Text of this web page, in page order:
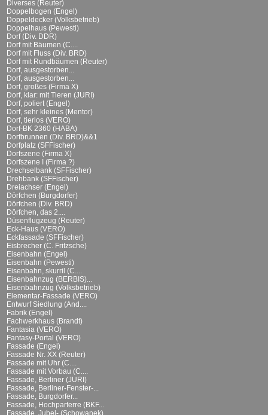
Diverses (Reuter)
Doppelbogen (Engel)
Doppeldecker (Volksbetrieb)
Doppelhaus (Pewesti)
Dorf (Div. DDR)
Dorf mit Bäumen (C....
Dorf mit Fluss (Div. BRD)
Dorf mit Rundbäumen (Reuter)
Dorf, ausgestorben...
Dorf, ausgestorben...
Dorf, großes (Firma X)
Dorf, klar: mit Tieren (JURI)
Dorf, poliert (Engel)
Dorf, sehr kleines (Mentor)
Dorf, tierlos (VERO)
Dorf-BK 2360 (HABA)
Dorfbrunnen (Div. BRD)&&1
Dorfplatz (SFFischer)
Dorfszene (Firma X)
Dorfszene I (Firma ?)
Drechselbank (SFFischer)
Drehbank (SFFischer)
Dreiachser (Engel)
Dörfchen (Burgdorfer)
Dörfchen (Div. BRD)
Dörfchen, das 2....
Düsenflugzeug (Reuter)
Eck-Haus (VERO)
Eckfassade (SFFischer)
Eisbrecher (C. Fritzsche)
Eisenbahn (Engel)
Eisenbahn (Pewesti)
Eisenbahn, skurril (C....
Eisenbahnzug (BERBIS)...
Eisenbahnzug (Volksbetrieb)
Elementar-Fassade (VERO)
Entwurf Siedlung (And....
Fabrik (Engel)
Fachwerkhaus (Brandt)
Fantasia (VERO)
Fantasy-Portal (VERO)
Fassade (Engel)
Fassade Nr. XX (Reuter)
Fassade mit Uhr (C....
Fassade mit Vorbau (C....
Fassade, Berliner (JURI)
Fassade, Berliner-Fenster-...
Fassade, Burgdorfer...
Fassade, Hochparterre (BKF...
Fassade, Jubel- (Schowanek)